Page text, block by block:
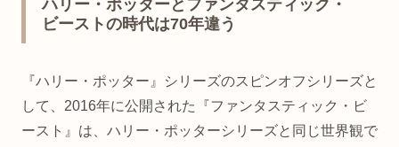
ハリー・ポッターとファンタスティック・
ビーストの時代は70年違う
『ハリー・ポッター』シリーズのスピンオフシリーズと
して、2016年に公開された『ファンタスティック・ビ
ースト』は、ハリー・ポッターシリーズと同じ世界観で